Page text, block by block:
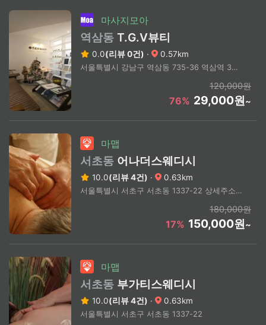
마사지모아
역삼동 T.G.V뷰티
0.0(리뷰 0건) · 0.57km
서울특별시 강남구 역삼동 735-36 역삼역 3번 출구 도보 3분
120,000원
76% 29,000원~
마맵
서초동 어나더스웨디시
10.0(리뷰 4건) · 0.63km
서울특별시 서초구 서초동 1337-22 상세주소문의
180,000원
17% 150,000원~
마맵
서초동 부가티스웨디시
10.0(리뷰 4건) · 0.63km
서울특별시 서초구 서초동 1337-22